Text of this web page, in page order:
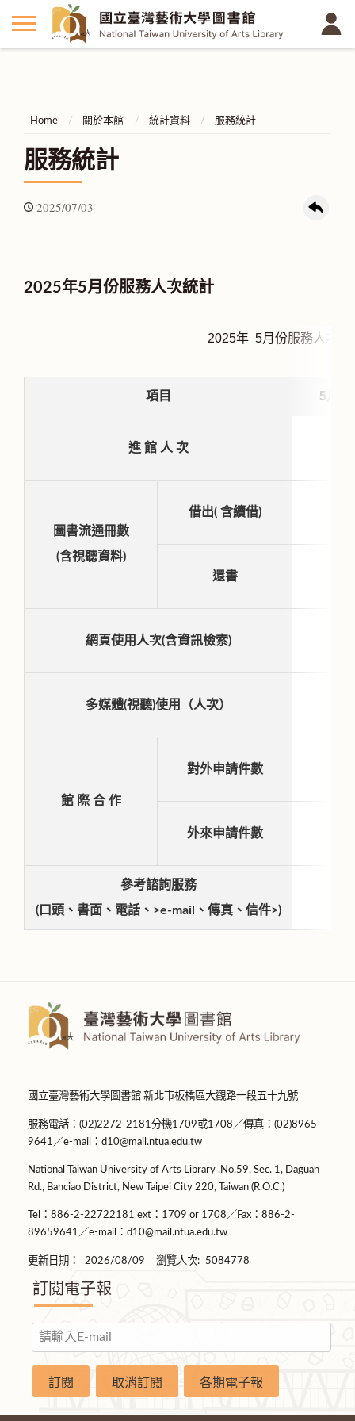
Home 關於本館 統計資料 服務統計
服務統計
2025/07/03
2025年5月份服務人次統計
2025年 5月份服務人次統
項目 5
進 館 人 次
圖書流通冊數
(含視聽資料)
借出( 含續借)
還書
網頁使用人次(含資訊檢索)
多媒體(視聽)使用（人次）
館 際 合 作
對外申請件數
外來申請件數
參考諮詢服務
(口頭、書面、電話、>e-mail、傳真、信件>)
國立臺灣藝術大學圖書館 新北市板橋區大觀路一段五十九號
服務電話：(02)2272-2181分機1709或1708／傳真：(02)8965-
9641／e-mail：d10@mail.ntua.edu.tw
National Taiwan University of Arts Library ,No.59, Sec. 1, Daguan
Rd., Banciao District, New Taipei City 220, Taiwan (R.O.C.)
Tel：886-2-22722181 ext：1709 or 1708／Fax：886-2-
89659641／e-mail：d10@mail.ntua.edu.tw
更新日期： 2026/08/09 瀏覽人次: 5084778
訂閱電子報